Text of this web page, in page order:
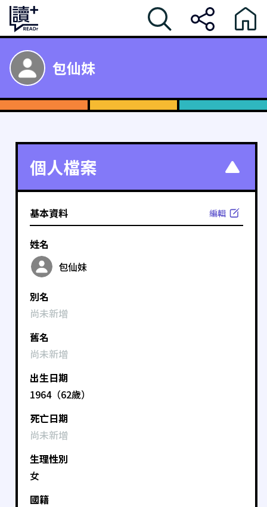
包仙妹
個人檔案
基本資料 編輯
姓名
包仙妹
別名
尚未新增
舊名
尚未新增
出生日期
1964（62歲）
死亡日期
尚未新增
生理性別
女
國籍